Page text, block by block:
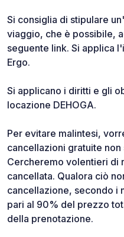
Si consiglia di stipulare
viaggio, che è possibile,
seguente link. Si applica
Ergo.
Si applicano i diritti e gli
locazione DEHOGA.
Per evitare malintesi,
cancellazioni gratuite
Cercheremo volentieri di
cancellata. Qualora ciò
cancellazione, secondo i
pari al 90% del prezzo
della prenotazione.